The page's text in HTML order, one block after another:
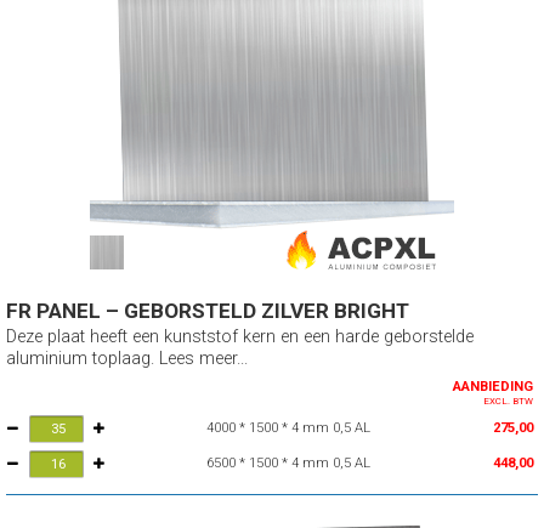
FR PANEL – GEBORSTELD ZILVER BRIGHT
Deze plaat heeft een kunststof kern en een harde geborstelde
aluminium toplaag. Lees meer...
AANBIEDING
EXCL. BTW
4000 * 1500 * 4 mm 0,5 AL 275,00
6500 * 1500 * 4 mm 0,5 AL 448,00